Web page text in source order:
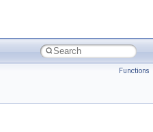
Functions